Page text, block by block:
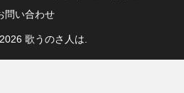
問い合わせ
歌うのさ人は.